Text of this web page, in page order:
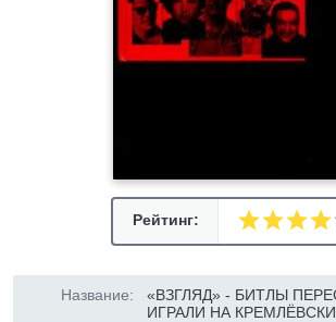
Рейтинг:
Название:
«ВЗГЛЯД» - БИТЛЫ
ИГРАЛИ НА